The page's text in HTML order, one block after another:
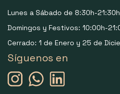
Lunes a Sábado de 8:30h-
Domingos y Festivos: 10:00h-
Cerrado: 1 de Enero y 25 de
Síguenos en